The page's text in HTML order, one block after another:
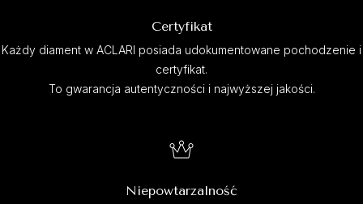
Certyfikat
Każdy diament w ACLARI posiada udokumentowane pochodzenie i
certyfikat.
To gwarancja autentyczności i najwyższej jakości.
Niepowtarzalność